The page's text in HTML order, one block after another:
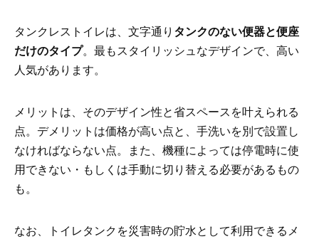
タンクレストイレは、文字通り タンクのない便器と便座
だけのタイプ。最もスタイリッシュなデザインで、高い
人気があります。
メリットは、そのデザイン性と省スペースを叶えられる
点。 デメリットは価格が高い点と、手洗いを別で設置し
なければならない点。また、機種によっては停電時に使
用できない・もしくは手動に切り替える必要があるもの
も。
なお、トイレタンクを災害時の貯水として利用できるメ